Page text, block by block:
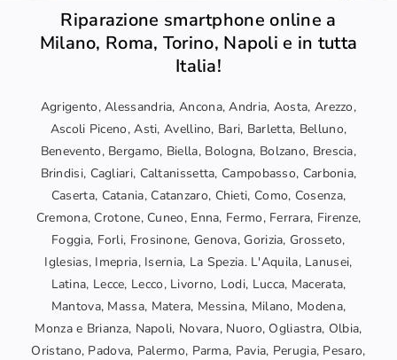
Riparazione smartphone online a
Milano, Roma, Torino, Napoli e in tutta
Italia!
Agrigento, Alessandria, Ancona, Andria, Aosta, Arezzo,
Ascoli Piceno, Asti, Avellino, Bari, Barletta, Belluno,
Benevento, Bergamo, Biella, Bologna, Bolzano, Brescia,
Brindisi, Cagliari, Caltanissetta, Campobasso, Carbonia,
Caserta, Catania, Catanzaro, Chieti, Como, Cosenza,
Cremona, Crotone, Cuneo, Enna, Fermo, Ferrara, Firenze,
Foggia, Forli, Frosinone, Genova, Gorizia, Grosseto,
Iglesias, Imepria, Isernia, La Spezia. L'Aquila, Lanusei,
Latina, Lecce, Lecco, Livorno, Lodi, Lucca, Macerata,
Mantova, Massa, Matera, Messina, Milano, Modena,
Monza e Brianza, Napoli, Novara, Nuoro, Ogliastra, Olbia,
Oristano, Padova, Palermo, Parma, Pavia, Perugia, Pesaro,